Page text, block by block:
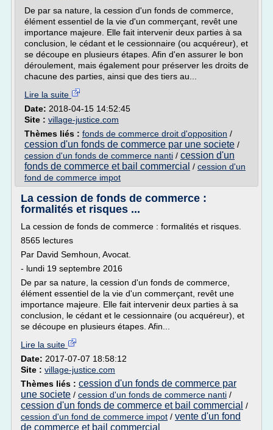
De par sa nature, la cession d'un fonds de commerce,
élément essentiel de la vie d'un commerçant, revêt une
importance majeure. Elle fait intervenir deux parties à sa
conclusion, le cédant et le cessionnaire (ou acquéreur), et
se découpe en plusieurs étapes. Afin d'en assurer le bon
déroulement, mais également pour préserver les droits de
chacune des parties, ainsi que des tiers au...
Lire la suite
Date: 2018-04-15 14:52:45
Site : village-justice.com
Thèmes liés : fonds de commerce droit d'opposition /
cession d'un fonds de commerce par une societe /
cession d'un fonds de commerce nanti / cession d'un
fonds de commerce et bail commercial / cession d'un
fond de commerce impot
La cession de fonds de commerce :
formalités et risques ...
La cession de fonds de commerce : formalités et risques.
8565 lectures
Par David Semhoun, Avocat.
- lundi 19 septembre 2016
De par sa nature, la cession d'un fonds de commerce,
élément essentiel de la vie d'un commerçant, revêt une
importance majeure. Elle fait intervenir deux parties à sa
conclusion, le cédant et le cessionnaire (ou acquéreur), et
se découpe en plusieurs étapes. Afin...
Lire la suite
Date: 2017-07-07 18:58:12
Site : village-justice.com
Thèmes liés : cession d'un fonds de commerce par
une societe / cession d'un fonds de commerce nanti /
cession d'un fonds de commerce et bail commercial /
cession d'un fond de commerce impot / vente d'un fond
de commerce et bail commercial